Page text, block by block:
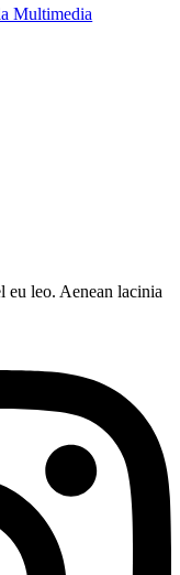
Multimedia
eu leo. Aenean lacinia